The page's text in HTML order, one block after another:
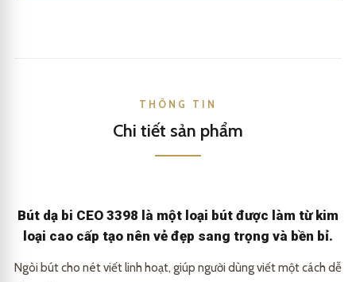
THÔNG TIN
Chi tiết sản phẩm
Bút dạ bi CEO 3398 là một loại bút được làm từ kim
loại cao cấp tạo nên vẻ đẹp sang trọng và bền bỉ.
Ngòi bút cho nét viết linh hoạt, giúp người dùng viết một cách dễ